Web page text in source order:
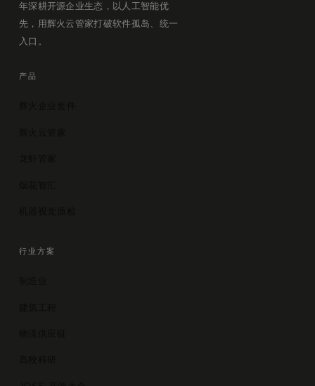
年深耕开源企业生态，以人工智能优
先，用辉火云管家打破软件孤岛、统一
入口。
产品
行业方案